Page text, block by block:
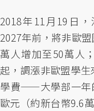
2018年11月19日
2027年前，將非歐
萬人增加至50萬人
起，調漲非歐盟學
學費——大學部一年
歐元（約新台幣9.6